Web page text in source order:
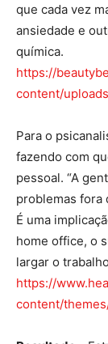
que cada vez
ansiedade e
química.
https://
content/
Para o
fazendo com
pessoal. “A
problemas fora
É uma
home office, o
largar o
https://
content/